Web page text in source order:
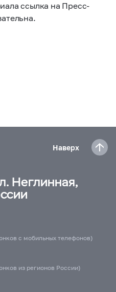
ссылка на Пресс-
Наверх
Неглинная,
с мобильных телефонов)
из регионов России)